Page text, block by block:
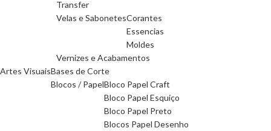
Transfer
Velas e SabonetesCorantes
Essencias
Moldes
Vernizes e Acabamentos
Artes VisuaisBases de Corte
Blocos / PapelBloco Papel Craft
Bloco Papel Esquiço
Bloco Papel Preto
Blocos Papel Desenho